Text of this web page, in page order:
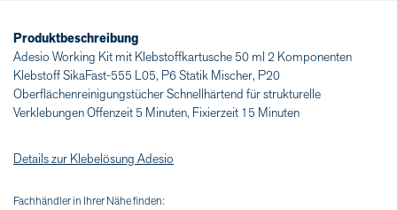
Produktbeschreibung
Adesio Working Kit mit Klebstoffkartusche 50 ml 2 Komponenten
Klebstoff SikaFast-555 L05, P6 Statik Mischer, P20
Oberflächenreinigungstücher Schnellhärtend für strukturelle
Verklebungen Offenzeit 5 Minuten, Fixierzeit 15 Minuten
Details zur Klebelösung Adesio
Fachhändler in Ihrer Nähe finden: